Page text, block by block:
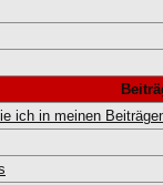
ich in meinen